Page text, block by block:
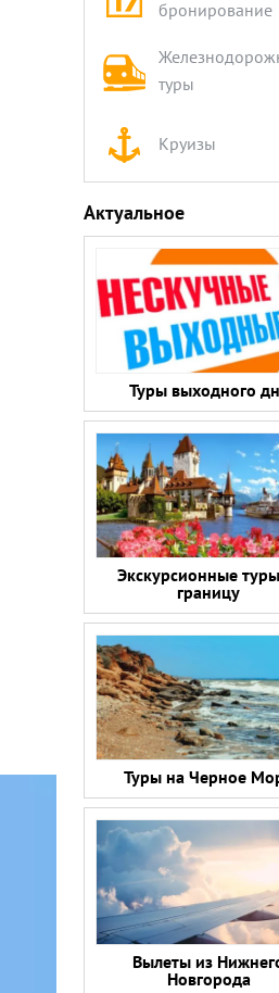
бронирование
туры
Круизы
Актуальное
Туры выходного
Экскурсионные
границу
Туры на Черное
Вылеты из
Новгорода